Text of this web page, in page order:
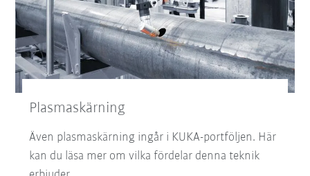
Plasmaskärning
Även plasmaskärning ingår i KUKA-portföljen. Här
kan du läsa mer om vilka fördelar denna teknik